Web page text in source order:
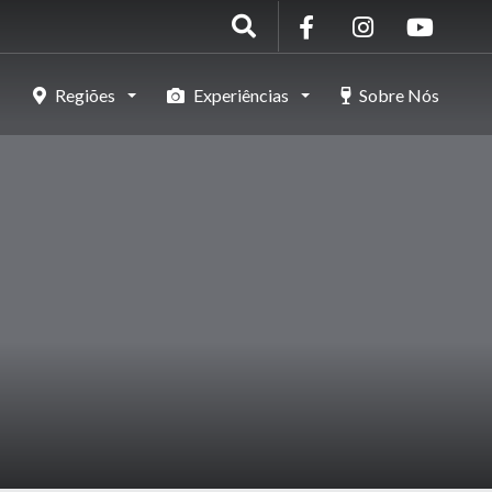
Regiões Experiências Sobre Nós